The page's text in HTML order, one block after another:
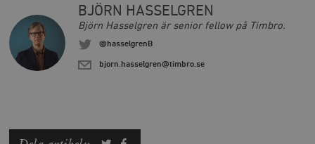
BJÖRN HASSELGREN
Björn Hasselgren är senior fellow på Timbro.
@hasselgrenB
bjorn.hasselgren@timbro.se
.timbro.se